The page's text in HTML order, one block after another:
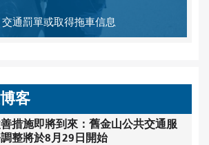
通罰單或取得拖車信息
客
措施即將到來：舊金山公共交通服
整將於8月29日開始